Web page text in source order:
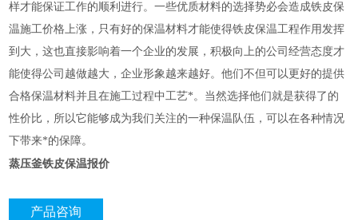
样才能保证工作的顺利进行。一些优质材料的选择势必会造成铁皮保
温施工价格上涨，只有好的保温材料才能使得铁皮保温工程作用发挥
到大，这也直接影响着一个企业的发展，积极向上的公司经营态度才
能使得公司越做越大，企业形象越来越好。他们不但可以更好的提供
合格保温材料并且在施工过程中工艺*。当然选择他们就是获得了的
性价比，所以它能够成为我们关注的一种保温队伍，可以在各种情况
下带来*的保障。
蒸压釜铁皮保温报价
产品咨询